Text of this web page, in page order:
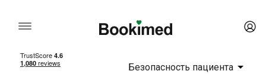
Безопасность пациента